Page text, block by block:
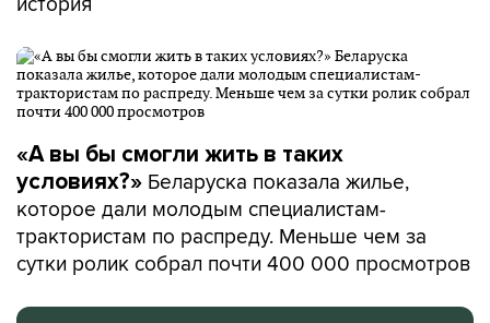
«А вы бы смогли жить в таких
условиях?» Беларуска показала жилье,
которое дали молодым специалистам-
трактористам по распреду. Меньше чем за
сутки ролик собрал почти 400 000 просмотров